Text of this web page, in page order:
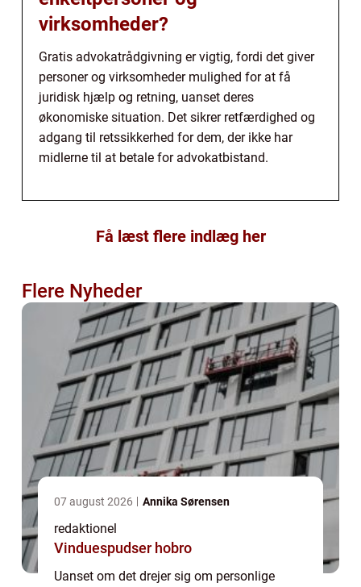
virksomheder?
Gratis advokatrådgivning er vigtig, fordi det giver
personer og virksomheder mulighed for at få
juridisk hjælp og retning, uanset deres
økonomiske situation. Det sikrer retfærdighed og
adgang til retssikkerhed for dem, der ikke har
midlerne til at betale for advokatbistand.
Få læst flere indlæg her
Flere Nyheder
07 august 2026 Annika Sørensen
redaktionel
Vinduespudser hobro
Uanset om det drejer sig om personlige